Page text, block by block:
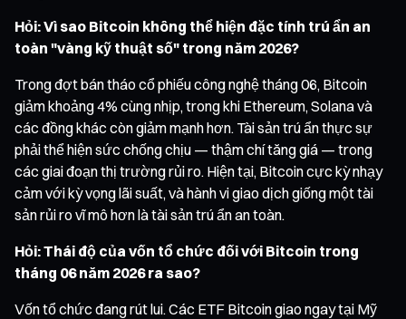
Hỏi: Vì sao Bitcoin không thể hiện đặc tính trú ẩn an
toàn "vàng kỹ thuật số" trong năm 2026?
Trong đợt bán tháo cổ phiếu công nghệ tháng 06, Bitcoin
giảm khoảng 4% cùng nhịp, trong khi Ethereum, Solana và
các đồng khác còn giảm mạnh hơn. Tài sản trú ẩn thực sự
phải thể hiện sức chống chịu — thậm chí tăng giá — trong
các giai đoạn thị trường rủi ro. Hiện tại, Bitcoin cực kỳ nhạy
cảm với kỳ vọng lãi suất, và hành vi giao dịch giống một tài
sản rủi ro vĩ mô hơn là tài sản trú ẩn an toàn.
Hỏi: Thái độ của vốn tổ chức đối với Bitcoin trong
tháng 06 năm 2026 ra sao?
Vốn tổ chức đang rút lui. Các ETF Bitcoin giao ngay tại Mỹ